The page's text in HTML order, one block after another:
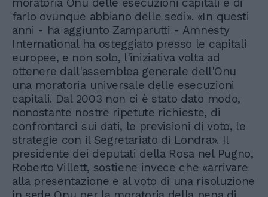
moratoria Onu delle esecuzioni capitali e di
farlo ovunque abbiano delle sedi». «In questi
anni - ha aggiunto Zamparutti - Amnesty
International ha osteggiato presso le capitali
europee, e non solo, l'iniziativa volta ad
ottenere dall'assemblea generale dell'Onu
una moratoria universale delle esecuzioni
capitali. Dal 2003 non ci è stato dato modo,
nonostante nostre ripetute richieste, di
confrontarci sui dati, le previsioni di voto, le
strategie con il Segretariato di Londra». Il
presidente dei deputati della Rosa nel Pugno,
Roberto Villett, sostiene invece che «arrivare
alla presentazione e al voto di una risoluzione